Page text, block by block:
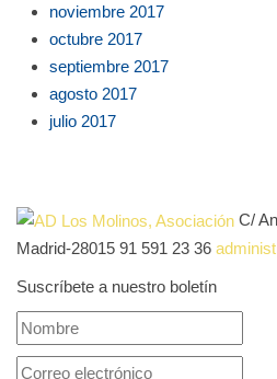
noviembre 2017
octubre 2017
septiembre 2017
agosto 2017
julio 2017
C/
Madrid-28015 91 591 23 36
Suscríbete a nuestro boletín